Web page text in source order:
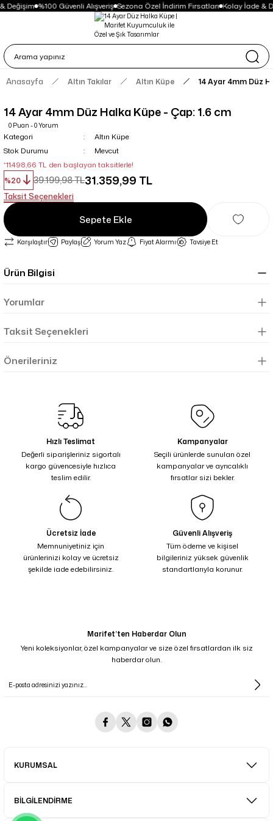
Değişim %100 Güvenli Alışveriş Sezona Özel İndirim Fırsatları Kolay İade &
Anasayfa Altın Takılar Altın Küpe 14 Ayar 4mm Düz
14 Ayar 4mm Düz Halka Küpe - Çap: 1.6 cm
0 Puan - 0 Yorum
Kategori
Altın Küpe
Stok Durumu
Mevcut
*11.498,66 TL den başlayan taksitlerle!
%20
39.199,98 TL31.359,99 TL
Taksit Seçenekleri
Sepete Ekle
Karşılaştır Paylaş Yorum Yaz Fiyat Alarmı Tavsiye Et
Ürün Bilgisi
Yorumlar
Taksit Seçenekleri
Önerileriniz
Hızlı Teslimat
Değerli siparişleriniz sigortalı
kargo güvencesiyle hızlıca
teslim edilir.
Kampanyalar
Seçili ürünlerde sunulan özel
kampanyalar ve ayrıcalıklı
fırsatlar sizi bekler.
Ücretsiz İade
Memnuniyetiniz için
ürünlerinizi kolay ve ücretsiz
şekilde iade edebilirsiniz.
Güvenli Alışveriş
Tüm ödeme ve kişisel
bilgileriniz yüksek güvenlik
standartlarıyla korunur.
Marifet’ten Haberdar Olun
Yeni koleksiyonlar, özel kampanyalar ve size özel fırsatlardan ilk siz
haberdar olun.
KURUMSAL
BİLGİLENDİRME